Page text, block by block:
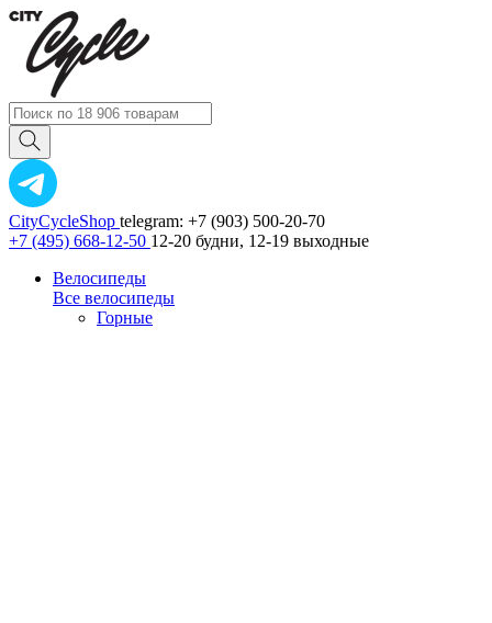
CityCycleShop telegram: +7 (903) 500-20-70
+7 (495) 668-12-50 12-20 будни, 12-19 выходные
Велосипеды
Все велосипеды
Горные